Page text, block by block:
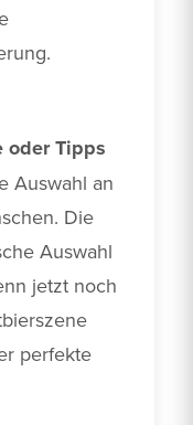
oder Tipps
Auswahl an
Die
Auswahl
jetzt noch
perfekte